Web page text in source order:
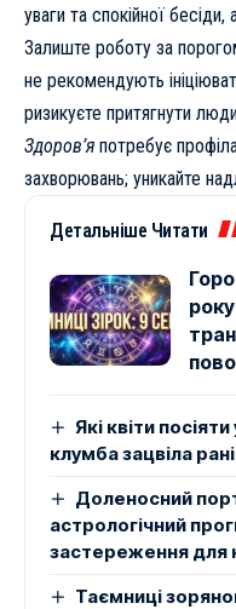
уваги та спокійної бесіди,
Залиште роботу за
не рекомендують
ризикуєте притягнути
Здоров’я потребує
захворювань; уникайте
Детальніше Читати
Які квіти
клумба зацвіла
Доленосний
астрологічний
застереження для
Таємниці